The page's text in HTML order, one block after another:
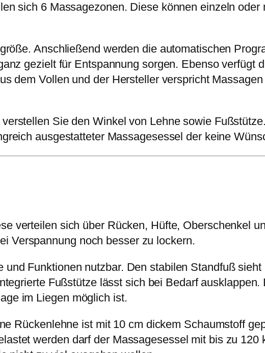
sich 6 Massagezonen. Diese können einzeln oder
Anschließend werden die automatischen
gezielt für Entspannung sorgen. Ebenso verfügt
dem Vollen und der Hersteller verspricht Massagen
Sie den Winkel von Lehne sowie
ausgestatteter Massagesessel der keine
verteilen sich über Rücken, Hüfte, Oberschenkel
Verspannung noch besser zu lockern.
Funktionen nutzbar. Den stabilen Standfuß
Fußstütze lässt sich bei Bedarf ausklappen.
im Liegen möglich ist.
Rückenlehne ist mit 10 cm dickem Schaumstoff
werden darf der Massagesessel mit bis zu 120